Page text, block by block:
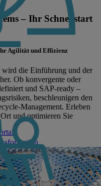
– Ihr Schnellstart
Agilität und Effizienz
die Einführung und der
Ob konvergente oder
und SAP-ready –
beschleunigen den
Management. Erleben
und optimieren Sie